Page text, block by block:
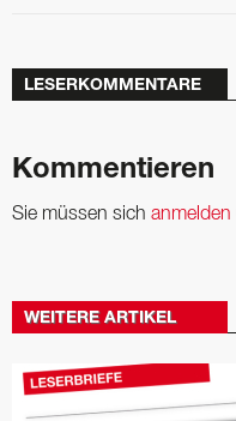
LESERKOMMENTARE
Kommentieren
Sie müssen sich anmelden
WEITERE ARTIKEL